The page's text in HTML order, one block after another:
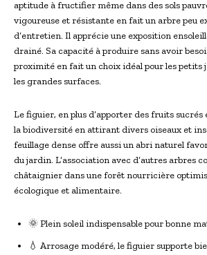
aptitude à fructifier même dans des sols
vigoureuse et résistante en fait un arbre peu
d’entretien. Il apprécie une exposition
drainé. Sa capacité à produire sans avoir
proximité en fait un choix idéal pour les petits
les grandes surfaces.
Le figuier, en plus d’apporter des fruits
la biodiversité en attirant divers oiseaux et
feuillage dense offre aussi un abri naturel
du jardin. L’association avec d’autres arbres
châtaignier dans une forêt nourricière
écologique et alimentaire.
🌞 Plein soleil indispensable pour bonne
💧 Arrosage modéré, le figuier supporte